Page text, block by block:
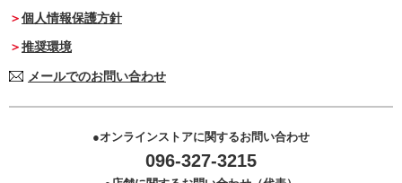
個人情報保護方針
推奨環境
メールでのお問い合わせ
オンラインストアに関するお問い合わせ
096-327-3215